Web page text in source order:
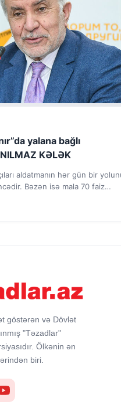
yalana bağlı
KƏLƏK
aldatmanın hər gün bir
Bəzən isə mala 70 faiz
göstərən və Dövlət
"Təzadlar"
Ölkənin ən
biri.